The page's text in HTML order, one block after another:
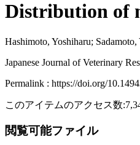
Distribution of
Hashimoto, Yoshiharu;
Japanese Journal of Veterinary
Permalink : https://doi.org/
このアイテムのアクセス数:
閲覧可能ファイル